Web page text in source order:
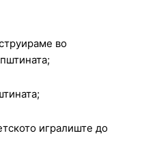
во
игралиште до